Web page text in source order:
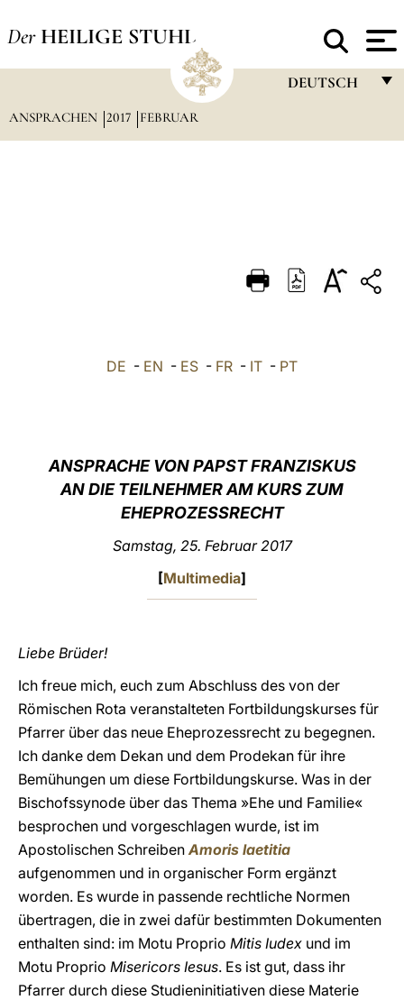
Der HEILIGE STUHL
DEUTSCH
DEUTSCH
العربيّة
ANSPRACHEN 2017 FEBRUAR
DE - EN - ES - FR - IT - PT
ANSPRACHE VON PAPST FRANZISKUS
AN DIE TEILNEHMER AM KURS ZUM
EHEPROZESSRECHT
Samstag, 25. Februar 2017
[Multimedia]
Liebe Brüder!
Ich freue mich, euch zum Abschluss des von der
Römischen Rota veranstalteten Fortbildungskurses für
Pfarrer über das neue Eheprozessrecht zu begegnen.
Ich danke dem Dekan und dem Prodekan für ihre
Bemühungen um diese Fortbildungskurse. Was in der
Bischofssynode über das Thema »Ehe und Familie«
besprochen und vorgeschlagen wurde, ist im
Apostolischen SchreibenAmoris laetitia
aufgenommen und in organischer Form ergänzt
worden. Es wurde in passende rechtliche Normen
übertragen, die in zwei dafür bestimmten Dokumenten
enthalten sind: im Motu Proprio Mitis Iudex und im
Motu Proprio Misericors Iesus. Es ist gut, dass ihr
Pfarrer durch diese Studieninitiativen diese Materie